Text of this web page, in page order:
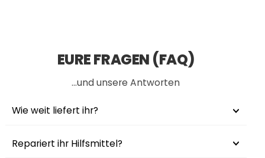
EURE FRAGEN (FAQ)
…und unsere Antworten
Wie weit liefert ihr?
Repariert ihr Hilfsmittel?